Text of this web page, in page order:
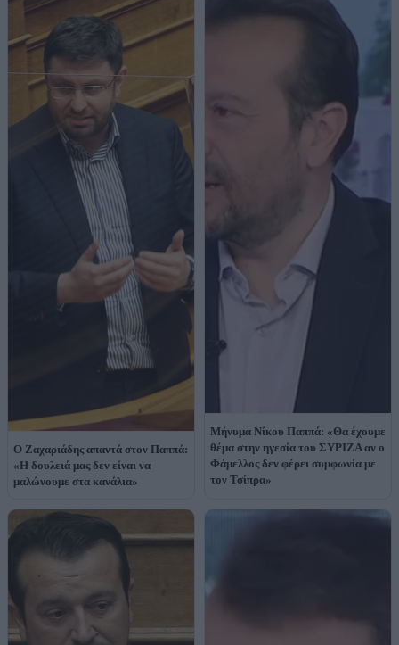
Ο Ζαχαριάδης απαντά στον Παππά:
«Η δουλειά μας δεν είναι να
μαλώνουμε στα κανάλια»
Μήνυμα Νίκου Παππά: «Θα έχουμε
θέμα στην ηγεσία του ΣΥΡΙΖΑ αν ο
Φάμελλος δεν φέρει συμφωνία με
τον Τσίπρα»